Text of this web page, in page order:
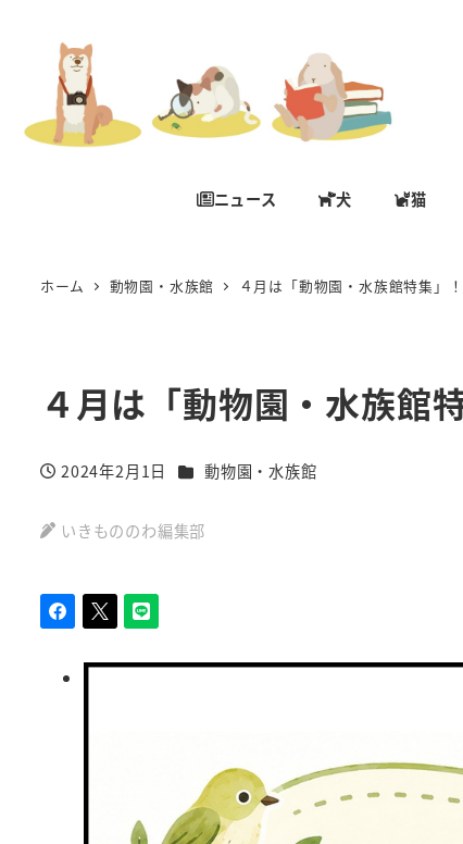
ニュース 犬 猫
ホーム 動物園・水族館 ４月は「動物園・水族館特集」
４月は「動物園・水族館
投稿日
2024年2月1日 カテゴリー
動物園・水族館
いきもののわ編集部